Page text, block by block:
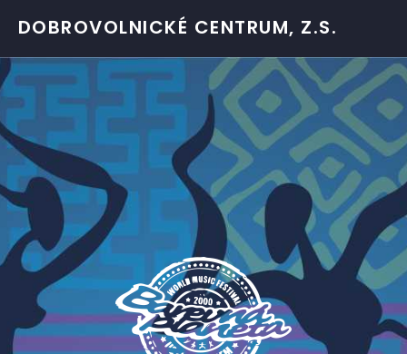
DOBROVOLNICKÉ CENTRUM, Z.S.